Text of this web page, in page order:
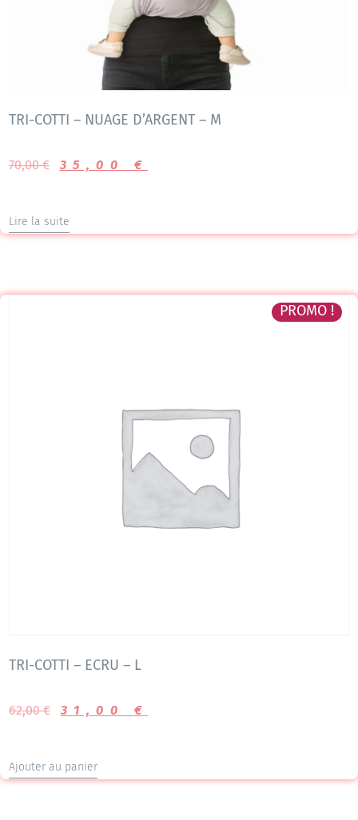
TRI-COTTI – NUAGE D’ARGENT – M
70,00€ 35,00 €
Lire la suite
PROMO !
TRI-COTTI – ECRU – L
62,00€ 31,00 €
Ajouter au panier